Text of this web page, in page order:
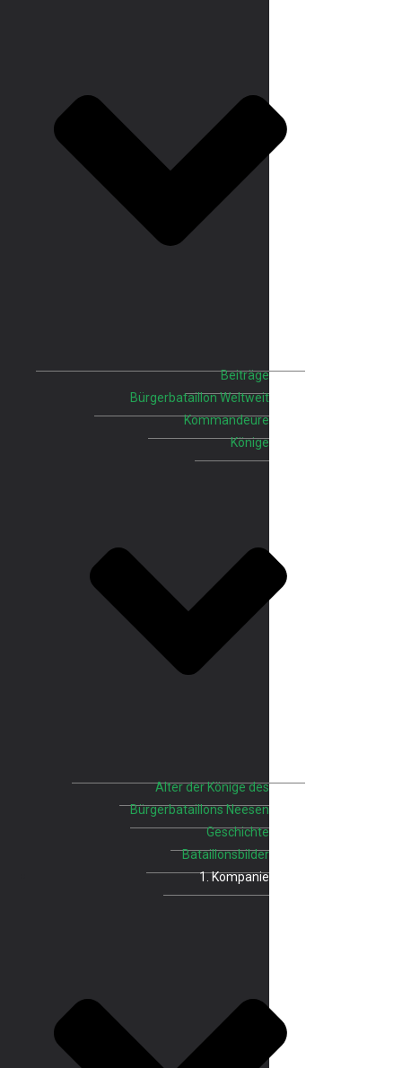
Beiträge
Bürgerbataillon Weltweit
Kommandeure
Könige
Alter der Könige des
Bürgerbataillons Neesen
Geschichte
Bataillonsbilder
1. Kompanie